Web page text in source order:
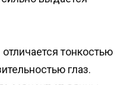
тонкостью
глаз.